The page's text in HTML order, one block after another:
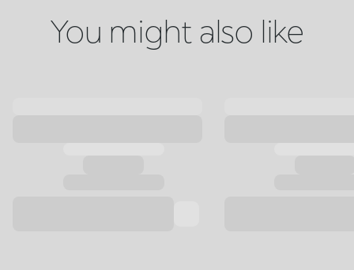
You might also like